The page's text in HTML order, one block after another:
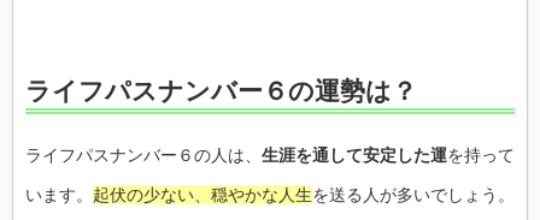
ライフパスナンバー６の運勢は？
ライフパスナンバー６の人は、 生涯を通して安定した運を持って
います。 起伏の少ない、穏やかな人生を送る人が多いでしょう。